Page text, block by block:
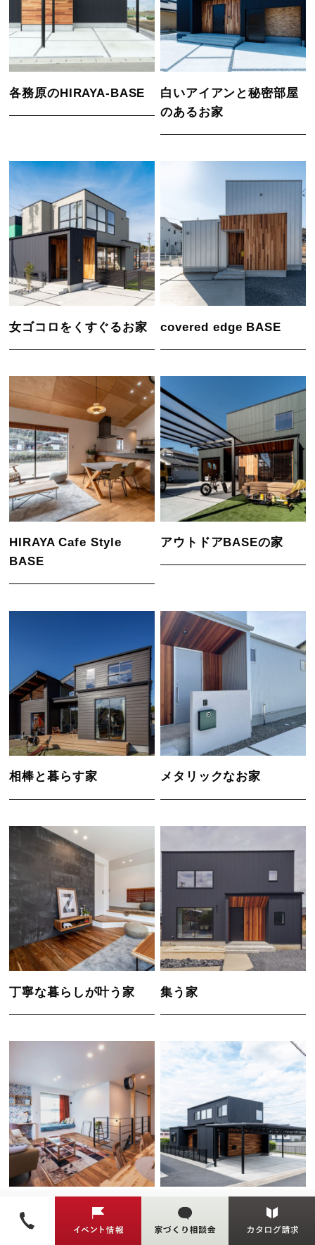
各務原のHIRAYA-BASE
白いアイアンと秘密部屋
のあるお家
女ゴコロをくすぐるお家 covered edge BASE
HIRAYA Cafe Style
BASE
アウトドアBASEの家
相棒と暮らす家 メタリックなお家
丁寧な暮らしが叶う家 集う家
Pinterest HOUSE 吹抜けに出られる家